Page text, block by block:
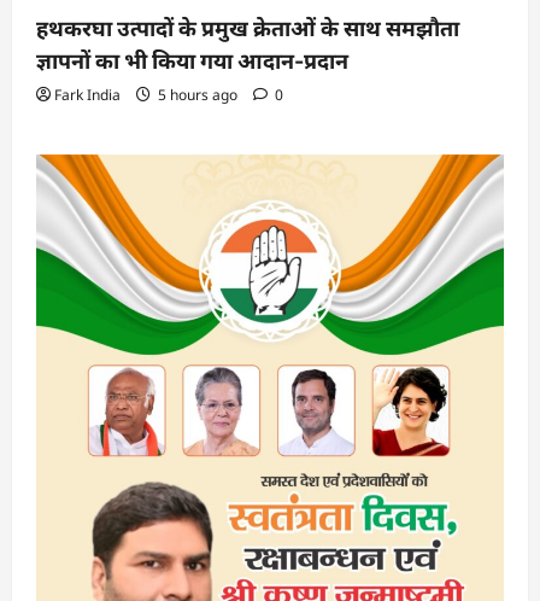
हथकरघा उत्पादों के प्रमुख क्रेताओं के साथ समझौता
ज्ञापनों का भी किया गया आदान-प्रदान
Fark India 5 hours ago 0